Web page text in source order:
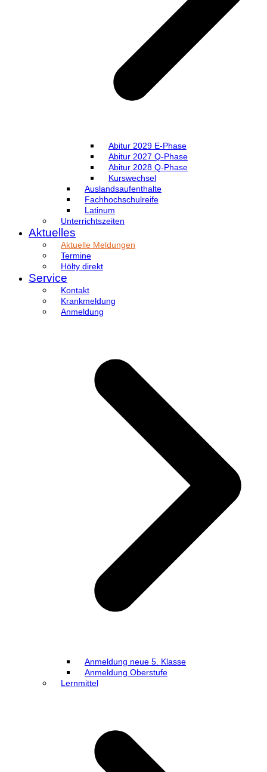
Abitur 2029 E-Phase
Abitur 2027 Q-Phase
Abitur 2028 Q-Phase
Kurswechsel
Auslandsaufenthalte
Fachhochschulreife
Latinum
Unterrichtszeiten
Aktuelles
Aktuelle Meldungen
Termine
Hölty direkt
Service
Kontakt
Krankmeldung
Anmeldung
Anmeldung neue 5. Klasse
Anmeldung Oberstufe
Lernmittel